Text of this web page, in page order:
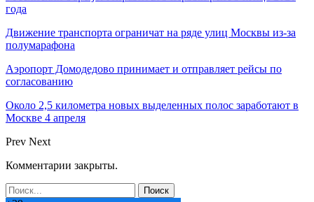
года
Движение транспорта ограничат на ряде улиц Москвы из-за
полумарафона
Аэропорт Домодедово принимает и отправляет рейсы по
согласованию
Около 2,5 километра новых выделенных полос заработают в
Москве 4 апреля
Prev Next
Комментарии закрыты.